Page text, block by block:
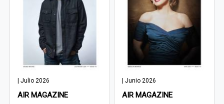
| Julio 2026
AIR MAGAZINE
| Junio 2026
AIR MAGAZINE